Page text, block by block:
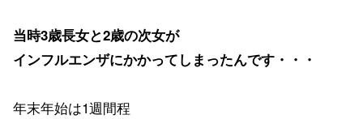
当時3歳長女と2歳の次女が
インフルエンザにかかってしまったんです・・・
年末年始は1週間程